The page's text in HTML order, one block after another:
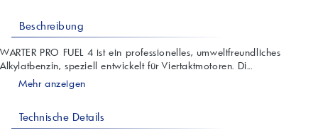
Beschreibung
WARTER PRO FUEL 4 ist ein professionelles, umweltfreundliches
Alkylatbenzin, speziell entwickelt für Viertaktmotoren. Di...
Mehr anzeigen
Technische Details